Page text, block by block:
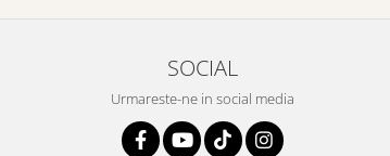
SOCIAL
Urmareste-ne in social media